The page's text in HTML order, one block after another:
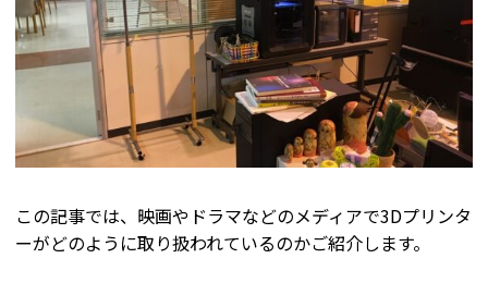
この記事では、映画やドラマなどのメディアで3Dプリンタ
ーがどのように取り扱われているのかご紹介します。